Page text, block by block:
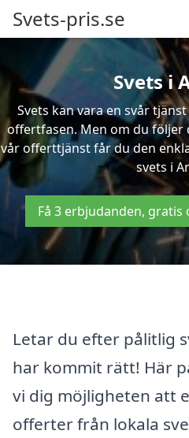
Svets-pris.se
Svets i
Svets kan vara en svår
offertfasen. Men om du följer
vår offerttjänst får du den
svets i
Få 3 erbjudanden,
Letar du efter pålitlig
har kommit rätt! Här
vi dig möjligheten att
offerter från lokala